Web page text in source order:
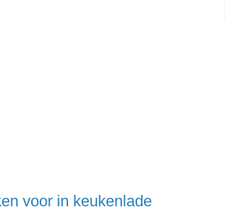
voor in keukenlade